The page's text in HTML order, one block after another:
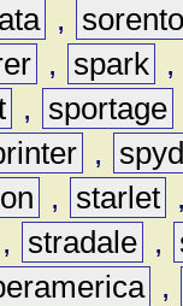
,
, spark ,
, sportage
,
, starlet
, stradale ,
,